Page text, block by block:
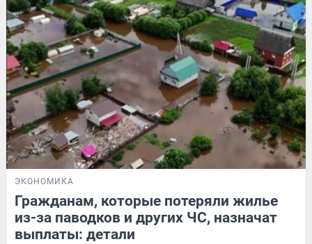
ЭКОНОМИКА
Гражданам, которые потеряли жилье
из-за паводков и других ЧС, назначат
выплаты: детали